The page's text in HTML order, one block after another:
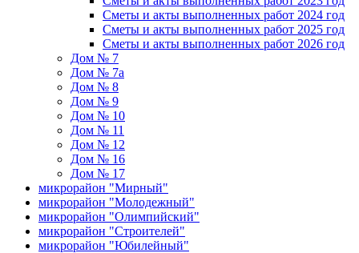
Сметы и акты выполненных работ 2024 год
Сметы и акты выполненных работ 2025 год
Сметы и акты выполненных работ 2026 год
Дом № 7
Дом № 7а
Дом № 8
Дом № 9
Дом № 10
Дом № 11
Дом № 12
Дом № 16
Дом № 17
микрорайон "Мирный"
микрорайон "Молодежный"
микрорайон "Олимпийский"
микрорайон "Строителей"
микрорайон "Юбилейный"